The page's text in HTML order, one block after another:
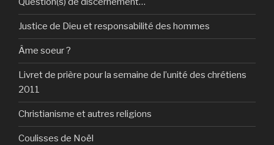
Justice de Dieu et responsabilité des hommes
Âme soeur ?
Livret de prière pour la semaine de l’unité des chrétiens
2011
Christianisme et autres religions
Coulisses de Noël